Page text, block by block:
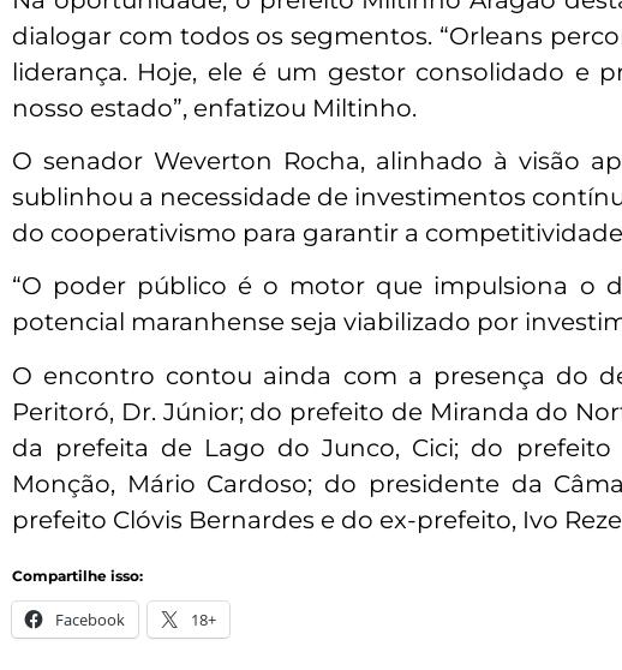
dialogar com todos os segmentos. “Orleans
liderança. Hoje, ele é um gestor consolidado e
nosso estado”, enfatizou Miltinho.
O senador Weverton Rocha, alinhado à visão
sublinhou a necessidade de investimentos
do cooperativismo para garantir a
“O poder público é o motor que impulsiona o
potencial maranhense seja viabilizado por
O encontro contou ainda com a presença do
Peritoró, Dr. Júnior; do prefeito de Miranda do
da prefeita de Lago do Junco, Cici; do
Monção, Mário Cardoso; do presidente da
prefeito Clóvis Bernardes e do ex-prefeito, Ivo
Compartilhe isso:
Facebook 18+